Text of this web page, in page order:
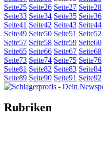
Seite25 Seite26 Seite27 Seite28
Seite33 Seite34 Seite35 Seite36
Seite41 Seite42 Seite43 Seite44
Seite49 Seite50 Seite51 Seite52
Seite57 Seite58 Seite59 Seite60
Seite65 Seite66 Seite67 Seite68
Seite73 Seite74 Seite75 Seite76
Seite81 Seite82 Seite83 Seite84
Seite89 Seite90 Seite91 Seite92
Rubriken